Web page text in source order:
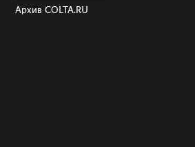
Архив COLTA.RU